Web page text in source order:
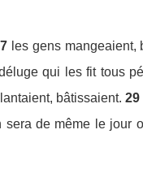
les gens mangeaient,
qui les fit tous
bâtissaient. 29
sera de même le jour